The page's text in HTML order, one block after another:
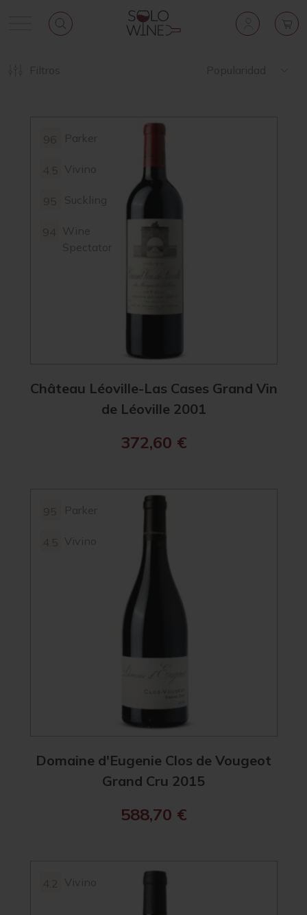
Filtros Popularidad
Parker
Vivino
Suckling
Wine
Spectator
Château Léoville-Las Cases Grand Vin
de Léoville 2001
372,60 €
Parker
Vivino
Domaine d'Eugenie Clos de Vougeot
Grand Cru 2015
588,70 €
Vivino